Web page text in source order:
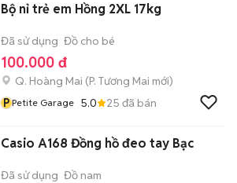
Bộ nỉ trẻ em Hồng 2XL 17kg
Đã sử dụng Đồ cho bé
100.000 đ
Q. Hoàng Mai (P. Tương Mai mới)
P Petite Garage 5.0 25 đã bán
Casio A168 Đồng hồ đeo tay Bạc
Đã sử dụng Đồ nam